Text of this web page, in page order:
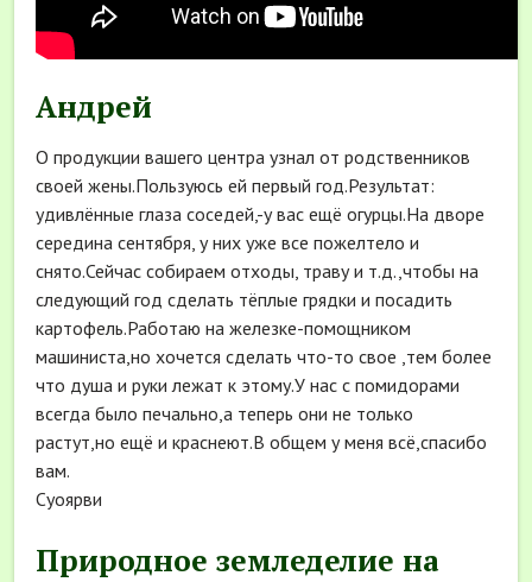
Андрей
О продукции вашего центра узнал от родственников
своей жены.Пользуюсь ей первый год.Результат:
удивлённые глаза соседей,-у вас ещё огурцы.На дворе
середина сентября, у них уже все пожелтело и
снято.Сейчас собираем отходы, траву и т.д.,чтобы на
следующий год сделать тёплые грядки и посадить
картофель.Работаю на железке-помощником
машиниста,но хочется сделать что-то свое ,тем более
что душа и руки лежат к этому.У нас с помидорами
всегда было печально,а теперь они не только
растут,но ещё и краснеют.В общем у меня всё,спасибо
вам.
Суоярви
Природное земледелие на